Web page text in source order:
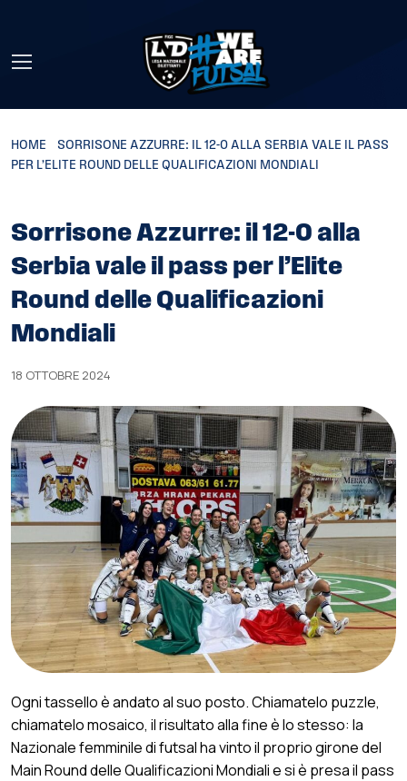
HOME
SORRISONE AZZURRE: IL 12-0 ALLA SERBIA VALE IL PASS
PER L’ELITE ROUND DELLE QUALIFICAZIONI MONDIALI
Sorrisone Azzurre: il 12-0 alla
Serbia vale il pass per l’Elite
Round delle Qualificazioni
Mondiali
18 OTTOBRE 2024
Ogni tassello è andato al suo posto. Chiamatelo puzzle,
chiamatelo mosaico, il risultato alla fine è lo stesso: la
Nazionale femminile di futsal ha vinto il proprio girone del
Main Round delle Qualificazioni Mondiali e si è presa il pass